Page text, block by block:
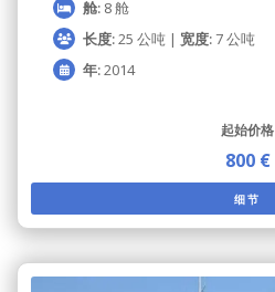
舱: 8 舱
长度:25 公吨 | 宽度:7 公吨
年:2014
起始价格
800 €
细节